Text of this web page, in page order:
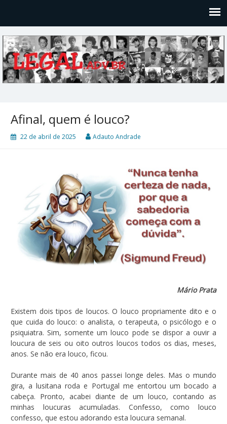
Afinal, quem é louco?
22 de abril de 2025 Adauto Andrade
Mário Prata
Existem dois tipos de loucos. O louco propriamente dito e o
que cuida do louco: o analista, o terapeuta, o psicólogo e o
psiquiatra. Sim, somente um louco pode se dispor a ouvir a
loucura de seis ou oito outros loucos todos os dias, meses,
anos. Se não era louco, ficou.
Durante mais de 40 anos passei longe deles. Mas o mundo
gira, a lusitana roda e Portugal me entortou um bocado a
cabeça. Pronto, acabei diante de um louco, contando as
minhas loucuras acumuladas. Confesso, como louco
confesso, que estou adorando esta loucura semanal.